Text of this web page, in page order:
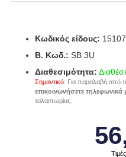
Κωδικός είδους:
B. Κωδ.: SB 3U
Διαθεσιμότητα:
Σημαντικό: Για παραλαβή από
επικοινωνήσετε τηλεφωνικά
ταλαιπωρίας.